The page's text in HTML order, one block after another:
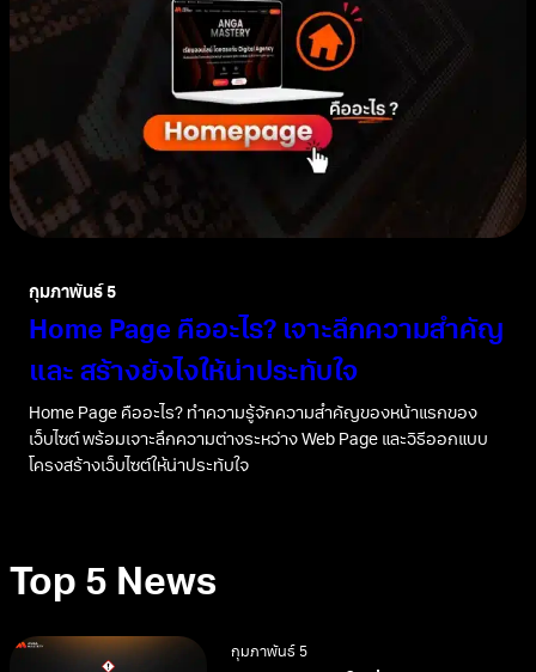
กุมภาพันธ์ 5
Home Page คืออะไร? เจาะลึกความสำคัญ
และ สร้างยังไงให้น่าประทับใจ
Home Page คืออะไร? ทำความรู้จักความสำคัญของหน้าแรกของ
เว็บไซต์ พร้อมเจาะลึกความต่างระหว่าง Web Page และวิธีออกแบบ
โครงสร้างเว็บไซต์ให้น่าประทับใจ
Top 5 News
กุมภาพันธ์ 5